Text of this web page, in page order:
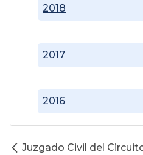
2016
2017
2018
Juzgado Civil del